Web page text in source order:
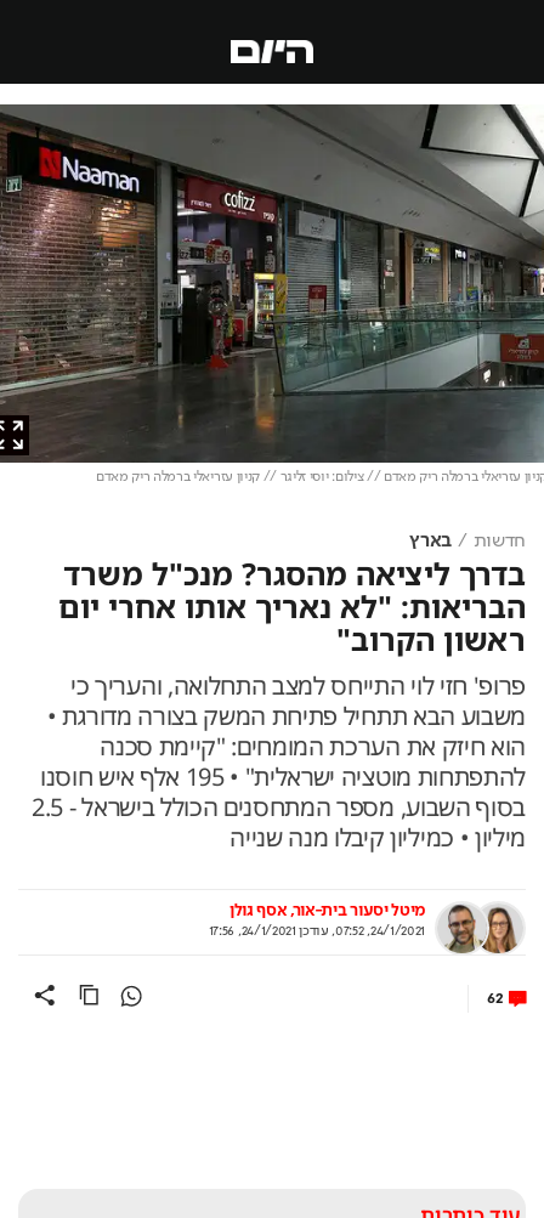
עזריאלי ברמלה ריק מאדם // צילום: יוסי זליגר // קניון עזריאלי ברמלה ריק מאדם
חדשות בארץ
בדרך ליציאה מהסגר? מנכ"ל משרד
הבריאות: "לא נאריך אותו אחרי יום
ראשון הקרוב"
פרופ' חזי לוי התייחס למצב התחלואה, והעריך כי
משבוע הבא תתחיל פתיחת המשק בצורה מדורגת •
הוא חיזק את הערכת המומחים: "קיימת סכנה
להתפתחות מוטציה ישראלית" • 195 אלף איש חוסנו
בסוף השבוע, מספר המתחסנים הכולל בישראל - 2.5
מיליון • כמיליון קיבלו מנה שנייה
מיטל יסעור בית-אור אסף גולן
24/1/2021, 07:52
,עודכן24/1/2021, 17:56
62